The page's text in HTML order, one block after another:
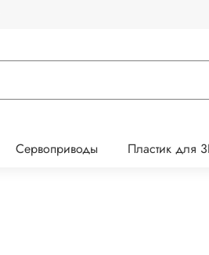
Сервоприводы Пластик для